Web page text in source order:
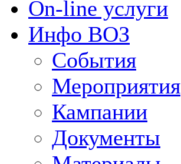
On-line услуги
Инфо ВОЗ
События
Мероприятия
Кампании
Документы